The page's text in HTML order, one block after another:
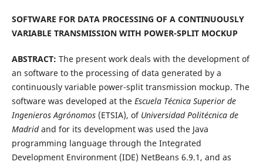
SOFTWARE FOR DATA PROCESSING OF A CONTINUOUSLY
VARIABLE TRANSMISSION WITH POWER-SPLIT MOCKUP
ABSTRACT: The present work deals with the development of
an software to the processing of data generated by a
continuously variable power-split transmission mockup. The
software was developed at the Escuela Técnica Superior de
Ingenieros Agrónomos(ETSIA), of Universidad Politécnica de
Madridand for its development was used the Java
programming language through the Integrated
Development Environment (IDE) NetBeans 6.9.1, and as